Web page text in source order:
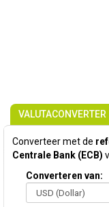
VALUTACONVERTER
Converteer met de
Centrale Bank (ECB)
Converteren van: